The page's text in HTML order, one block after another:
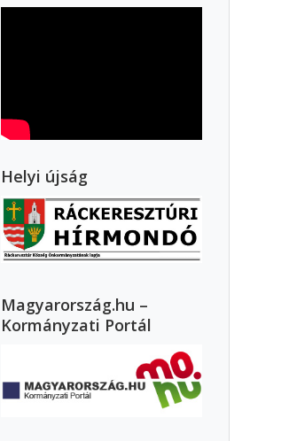
Helyi újság
Magyarország.hu –
Kormányzati Portál